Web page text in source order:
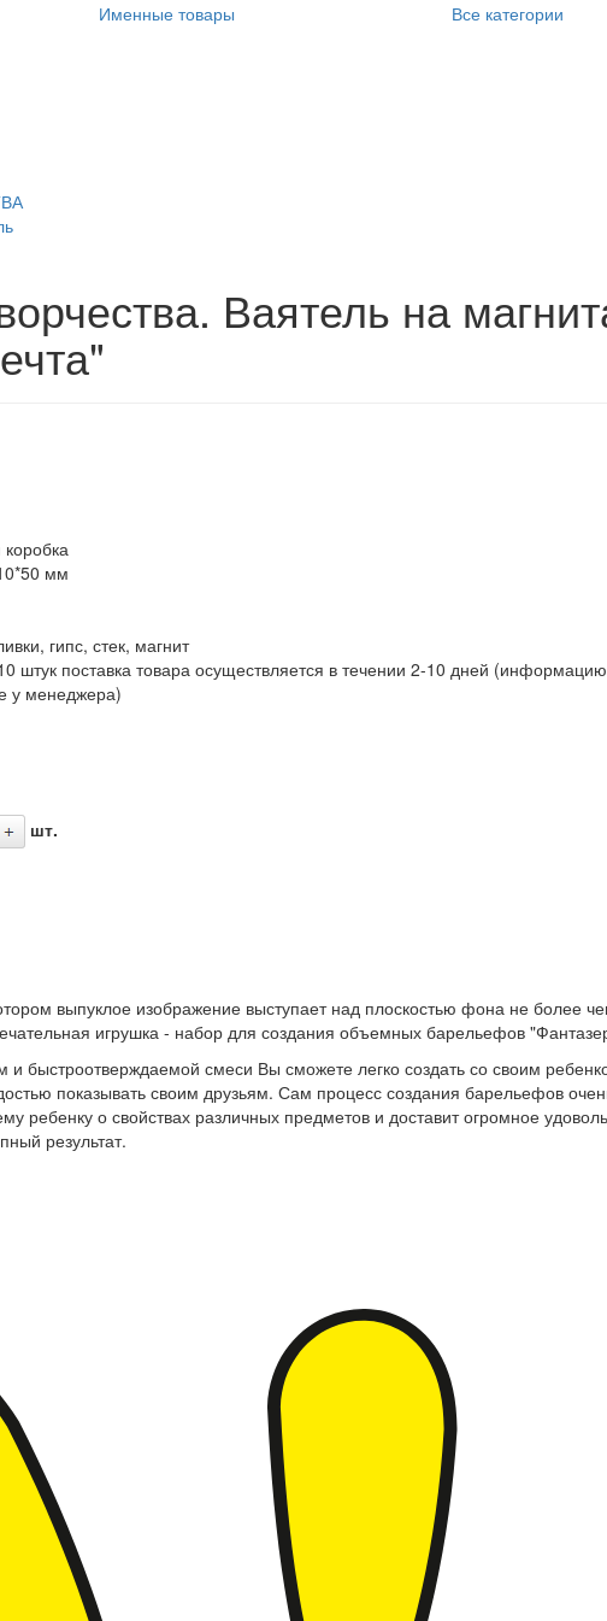
Именные товары Все категории
Ваятель на
коробка
мм
гипс, стек, магнит
штук поставка товара осуществляется в течении 2-10 дней
у менеджера)
шт.
выпуклое изображение выступает над плоскостью фона не более
игрушка - набор для создания объемных барельефов
быстроотверждаемой смеси Вы сможете легко создать со своим
показывать своим друзьям. Сам процесс создания барельефов
ребенку о свойствах различных предметов и доставит огромное
результат.